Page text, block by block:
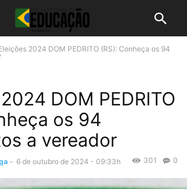
2024 DOM PEDRITO (RS): Conheça os 94
DOM PEDRITO
os 94
a vereador
- 6 de outubro de 2024 - 09:33h 0
301